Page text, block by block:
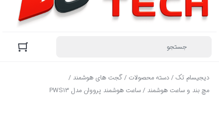
دیجیسام تک/دسته محصولات /گجت های هوشمند /
مچ بند و ساعت هوشمند / ساعت هوشمند پرووان مدل PWS13